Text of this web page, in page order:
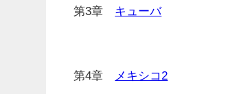
第3章 キューバ
第4章 メキシコ2